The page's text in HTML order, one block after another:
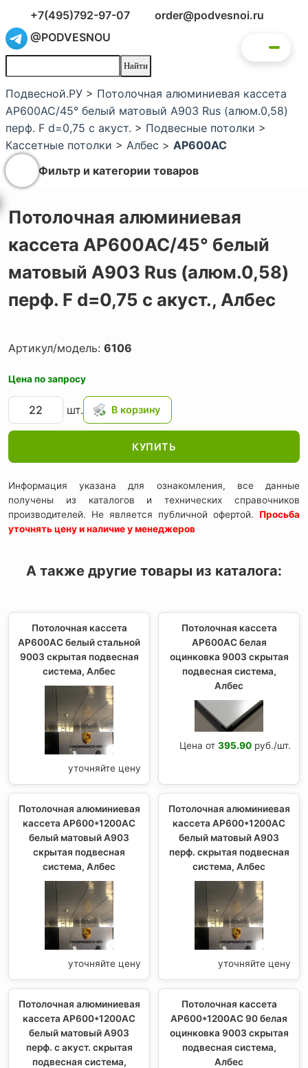
+7(495)792-97-07
order@podvesnoi.ru
@PODVESNOU
Подвесной.РУ > Потолочная алюминиевая кассета
AP600AC/45° белый матовый А903 Rus (алюм.0,58)
перф. F d=0,75 с акуст. > Подвесные потолки >
Кассетные потолки > Албес > AP600AC
Фильтр и категории товаров
Потолочная алюминиевая
кассета AP600AC/45° белый
матовый А903 Rus (алюм.0,58)
перф. F d=0,75 с акуст., Албес
Артикул/модель: 6106
Цена по запросу
шт.
КУПИТЬ
Информация указана для ознакомления, все данные
получены из каталогов и технических справочников
производителей. Не является публичной офертой. Просьба
уточнять цену и наличие у менеджеров
А также другие товары из каталога:
Потолочная кассета
AP600AC белый стальной
9003 скрытая подвесная
система, Албес
уточняйте цену
Потолочная кассета
AP600AC белая
оцинковка 9003 скрытая
подвесная система,
Албес
Цена от 395.90 руб./шт.
Потолочная алюминиевая
кассета AP600*1200AC
белый матовый А903
скрытая подвесная
система, Албес
уточняйте цену
Потолочная алюминиевая
кассета AP600*1200AC
белый матовый А903
перф. скрытая подвесная
система, Албес
уточняйте цену
Потолочная алюминиевая
кассета AP600*1200AC
белый матовый А903
перф. с акуст. скрытая
подвесная система,
Потолочная кассета
AP600*1200AC 90 белая
оцинковка 9003 скрытая
подвесная система,
Албес